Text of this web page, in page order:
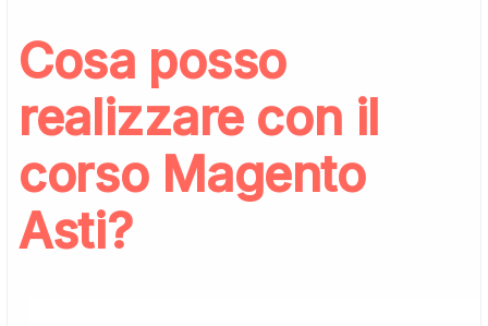
Cosa posso
realizzare con il
corso Magento
Asti?